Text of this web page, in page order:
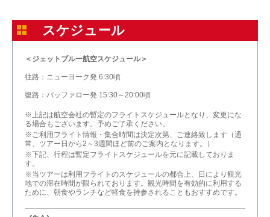
スケジュール
＜ジェットブルー航空スケジュール＞
往路：ニューヨーク発 6:30頃
復路：バッファロー発 15:30～20:00頃
※上記は航空会社の暫定のフライトスケジュールとなり、変更にな
る場合もございます。予めご了承ください。
※ご利用フライト情報・集合時間は決定次第、ご連絡致します（通
常、ツアー日から2～3週間ほど前のご案内となります。）
※下記、行程は暫定フライトスケジュールを元に記載しておりま
す。
※当ツアーは利用フライトのスケジュールの都合上、日により観光
地での滞在時間が限られております。観光時間を有効的に利用する
ために、朝食やランチなど軽食を持参されることもおすすめです。